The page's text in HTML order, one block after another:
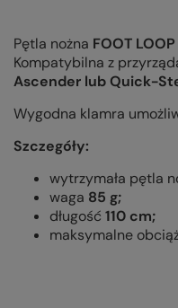
Pętla nożna FOOT LOOP
Kompatybilna z
Ascender lub Quick-
Wygodna klamra
Szczegóły:
wytrzymała pętla
waga 85 g;
długość 110 cm;
maksymalne